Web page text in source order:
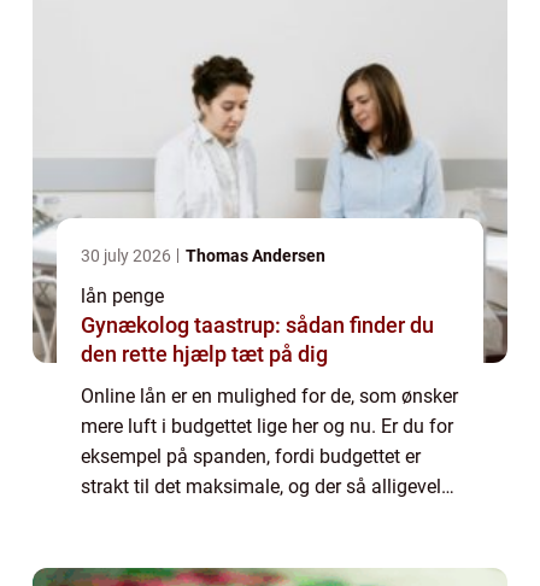
30 july 2026 Thomas Andersen
lån penge
Gynækolog taastrup: sådan finder du
den rette hjælp tæt på dig
Online lån er en mulighed for de, som ønsker
mere luft i budgettet lige her og nu. Er du for
eksempel på spanden, fordi budgettet er
strakt til det maksimale, og der så alligevel